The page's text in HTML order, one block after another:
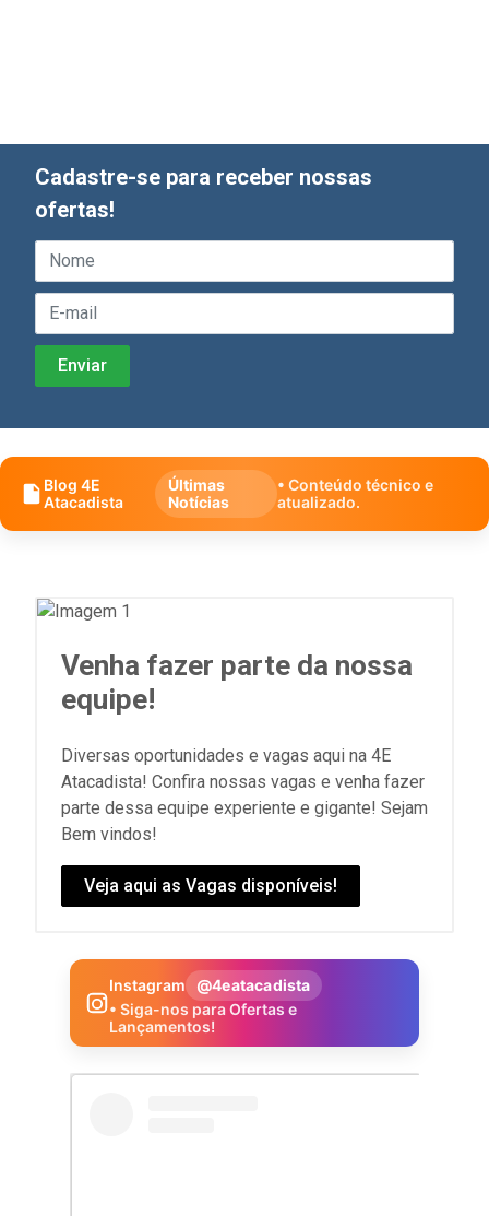
Cadastre-se para receber nossas
ofertas!
Blog 4E
Atacadista
Últimas
Notícias
• Conteúdo técnico e
atualizado.
Venha fazer parte da nossa
equipe!
Diversas oportunidades e vagas aqui na 4E
Atacadista! Confira nossas vagas e venha fazer
parte dessa equipe experiente e gigante! Sejam
Bem vindos!
Veja aqui as Vagas disponíveis!
Instagram
@4eatacadista
• Siga-nos para Ofertas e
Lançamentos!